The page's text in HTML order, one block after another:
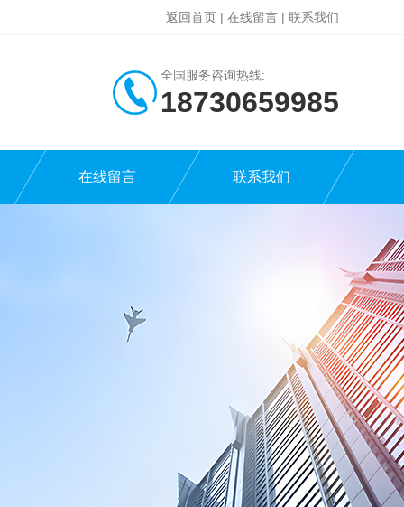
返回首页 | 在线留言 | 联系我们
全国服务咨询热线:
18730659985
在线留言 联系我们